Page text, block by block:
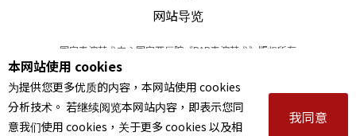
香、天地之间的磁场，她说：「每次回到擎天岗就
好像又重回母亲的子宫，把舞者带到天地之间，成
为母亲的孩子。」
网站导览
国家表演艺术中心国家两厅院《PAR表演艺术》版权所有
© 2022Performing arts redefined. All Rights Reserved
统一编号 Tax Id number 00973926
本站所提供相关演出资讯，如有异动应以主办单位公告为准。
服务条款｜隐私权声明｜著作权声明
本网站使用 cookies
为提供您更多优质的内容，本网站使用 cookies
分析技术。 若继续阅览本网站内容，即表示您同
意我们使用 cookies，关于更多 cookies 以及相
我同意